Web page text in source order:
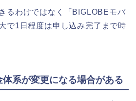
るわけではなく「BIGLOBEモバ
で1日程度は申し込み完了まで時
系が変更になる場合がある